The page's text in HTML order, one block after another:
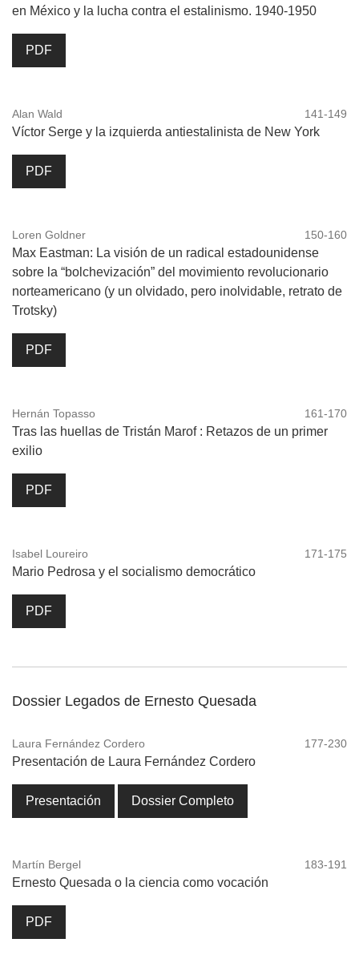
en México y la lucha contra el estalinismo. 1940-1950
PDF
Alan Wald 141-149
Víctor Serge y la izquierda antiestalinista de New York
PDF
Loren Goldner 150-160
Max Eastman: La visión de un radical estadounidense
sobre la “bolchevización” del movimiento revolucionario
norteamericano (y un olvidado, pero inolvidable, retrato de
Trotsky)
PDF
Hernán Topasso 161-170
Tras las huellas de Tristán Marof : Retazos de un primer
exilio
PDF
Isabel Loureiro 171-175
Mario Pedrosa y el socialismo democrático
PDF
Dossier Legados de Ernesto Quesada
Laura Fernández Cordero 177-230
Presentación de Laura Fernández Cordero
Presentación Dossier Completo
Martín Bergel 183-191
Ernesto Quesada o la ciencia como vocación
PDF